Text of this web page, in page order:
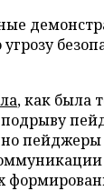
, как была
пейджеры